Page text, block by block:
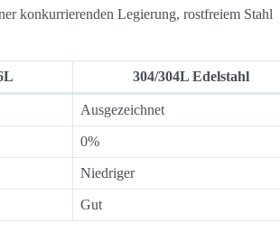
konkurrierenden Legierung, rostfreiem Stahl
304/304L Edelstahl
Ausgezeichnet
0%
Niedriger
Gut